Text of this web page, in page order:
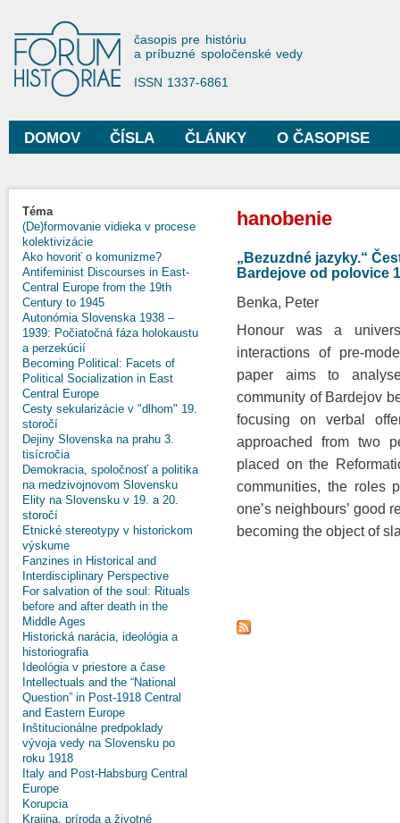
Forum Historiae
časopis pre históriu
a príbuzné spoločenské vedy
ISSN 1337-6861
Hlavné menu
DOMOV ČÍSLA ČLÁNKY O ČASOPISE
Nachádzate sa tu
Téma
(De)formovanie vidieka v procese
kolektivizácie
Ako hovoriť o komunizme?
Antifeminist Discourses in East-
Central Europe from the 19th
Century to 1945
Autonómia Slovenska 1938 –
1939: Počiatočná fáza holokaustu
a perzekúcií
Becoming Political: Facets of
Political Socialization in East
Central Europe
Cesty sekularizácie v "dlhom" 19.
storočí
Dejiny Slovenska na prahu 3.
tisícročia
Demokracia, spoločnosť a politika
na medzivojnovom Slovensku
Elity na Slovensku v 19. a 20.
storočí
Etnické stereotypy v historickom
výskume
Fanzines in Historical and
Interdisciplinary Perspective
For salvation of the soul: Rituals
before and after death in the
Middle Ages
Historická narácia, ideológia a
historiografia
Ideológia v priestore a čase
Intellectuals and the “National
Question” in Post-1918 Central
and Eastern Europe
Inštitucionálne predpoklady
vývoja vedy na Slovensku po
roku 1918
Italy and Post-Habsburg Central
Europe
Korupcia
Krajina, príroda a životné
hanobenie
„Bezuzdné jazyky.“
Bardejove od polovice
Benka, Peter
Honour was a
interactions of pre-
paper aims to
community of Bardejov
focusing on verbal
approached from two
placed on the
communities, the roles
one’s neighbours’ good
becoming the object of